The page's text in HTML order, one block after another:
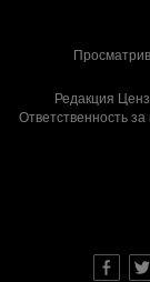
Редакция
Ответственность